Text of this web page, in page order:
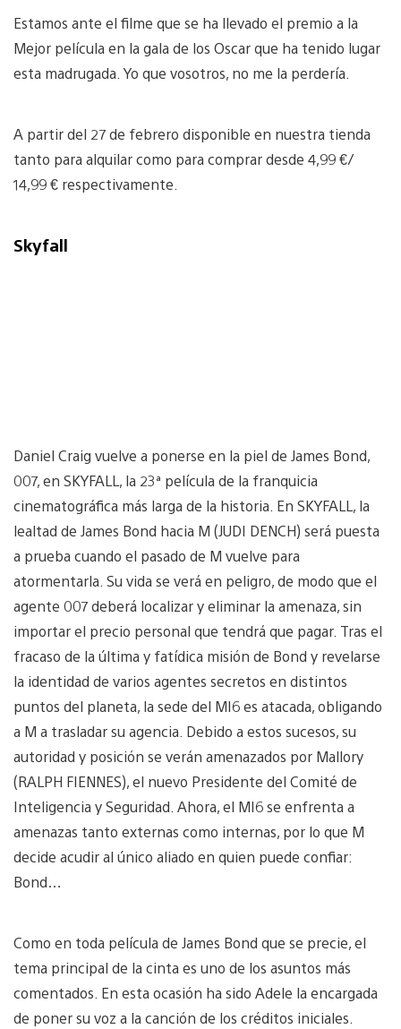
Estamos ante el filme que se ha llevado el premio a la
Mejor película en la gala de los Oscar que ha tenido lugar
esta madrugada. Yo que vosotros, no me la perdería.
A partir del 27 de febrero disponible en nuestra tienda
tanto para alquilar como para comprar desde 4,99 €/
14,99 € respectivamente.
Skyfall
Daniel Craig vuelve a ponerse en la piel de James Bond,
007, en SKYFALL, la 23ª película de la franquicia
cinematográfica más larga de la historia. En SKYFALL, la
lealtad de James Bond hacia M (JUDI DENCH) será puesta
a prueba cuando el pasado de M vuelve para
atormentarla. Su vida se verá en peligro, de modo que el
agente 007 deberá localizar y eliminar la amenaza, sin
importar el precio personal que tendrá que pagar. Tras el
fracaso de la última y fatídica misión de Bond y revelarse
la identidad de varios agentes secretos en distintos
puntos del planeta, la sede del MI6 es atacada, obligando
a M a trasladar su agencia. Debido a estos sucesos, su
autoridad y posición se verán amenazados por Mallory
(RALPH FIENNES), el nuevo Presidente del Comité de
Inteligencia y Seguridad. Ahora, el MI6 se enfrenta a
amenazas tanto externas como internas, por lo que M
decide acudir al único aliado en quien puede confiar:
Bond…
Como en toda película de James Bond que se precie, el
tema principal de la cinta es uno de los asuntos más
comentados. En esta ocasión ha sido Adele la encargada
de poner su voz a la canción de los créditos iniciales.